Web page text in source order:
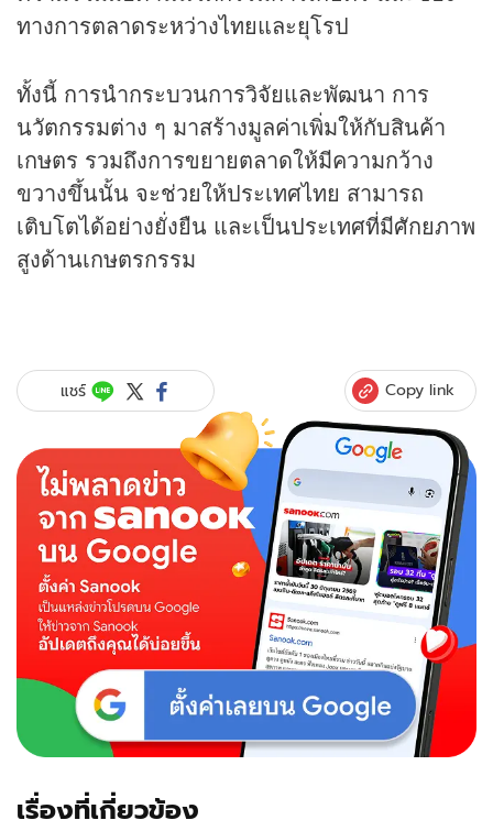
ทางการตลาดระหว่างไทยและยุโรป
ทั้งนี้ การนำกระบวนการวิจัยและพัฒนา การ
นวัตกรรมต่าง ๆ มาสร้างมูลค่าเพิ่มให้กับสินค้า
เกษตร รวมถึงการขยายตลาดให้มีความกว้าง
ขวางขึ้นนั้น จะช่วยให้ประเทศไทย สามารถ
เติบโตได้อย่างยั่งยืน และเป็นประเทศที่มีศักยภาพ
สูงด้านเกษตรกรรม
แชร์ Copy link
เรื่องที่เกี่ยวข้อง